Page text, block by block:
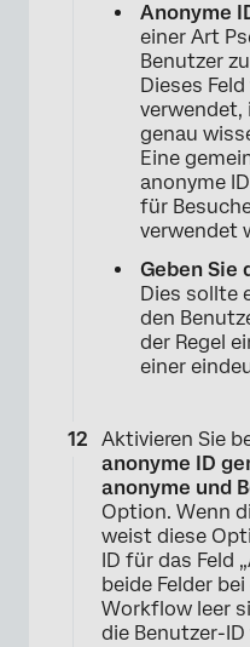
Anonyme
einer Art
Benutzer
Dieses
verwendet,
genau
Eine
anonyme
für
verwendet
Geben Sie
Dies sollte
den
der Regel
einer
Aktivieren Sie
anonyme ID
anonyme und
Option. Wenn
weist diese
ID für das Feld
beide Felder
Workflow leer
die Benutzer-